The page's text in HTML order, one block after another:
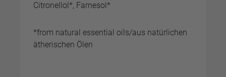
Citronellol*, Farnesol*
*from natural essential oils/aus natürlichen
ätherischen Ölen